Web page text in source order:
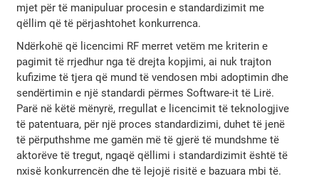
mjet për të manipuluar procesin e standardizimit me
qëllim që të përjashtohet konkurrenca.
Ndërkohë që licencimi RF merret vetëm me kriterin e
pagimit të rrjedhur nga të drejta kopjimi, ai nuk trajton
kufizime të tjera që mund të vendosen mbi adoptimin dhe
sendërtimin e një standardi përmes Software-it të Lirë.
Parë në këtë mënyrë, rregullat e licencimit të teknologjive
të patentuara, për një proces standardizimi, duhet të jenë
të përputhshme me gamën më të gjerë të mundshme të
aktorëve të tregut, ngaqë qëllimi i standardizimit është të
nxisë konkurrencën dhe të lejojë risitë e bazuara mbi të.